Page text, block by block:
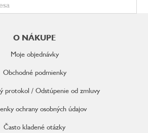
O NÁKUPE
Moje objednávky
Obchodné podmienky
protokol / Odstúpenie od zmluvy
ochrany osobných údajov
Často kladené otázky